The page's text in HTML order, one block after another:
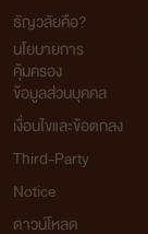
ธัญวลัยคือ?
นโยบายการ
คุ้มครอง
ข้อมูลส่วนบุคคล
เงื่อนไขและข้อตกลง
Third-Party
Notice
ดาวน์โหลด